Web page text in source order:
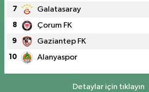
7 Galatasaray
8 Çorum FK
9 Gaziantep FK
10 Alanyaspor
Detaylar için tıklayın